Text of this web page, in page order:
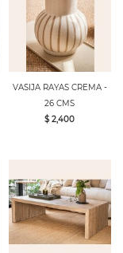
VASIJA RAYAS CREMA -
26 CMS
$ 2,400